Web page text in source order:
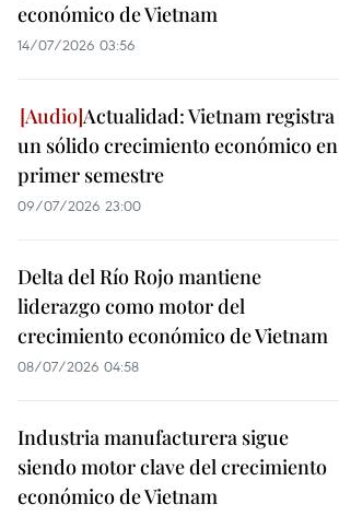
económico de Vietnam
14/07/2026 03:56
Actualidad: Vietnam registra
un sólido crecimiento económico en
primer semestre
09/07/2026 23:00
Delta del Río Rojo mantiene
liderazgo como motor del
crecimiento económico de Vietnam
08/07/2026 04:58
Industria manufacturera sigue
siendo motor clave del crecimiento
económico de Vietnam